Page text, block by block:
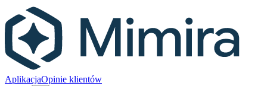
AplikacjaOpinie klientów